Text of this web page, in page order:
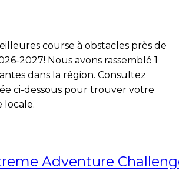
course à obstacles près de
2027! Nous avons rassemblé 1
dans la région. Consultez
ci-dessous pour trouver votre
locale.
Adventure